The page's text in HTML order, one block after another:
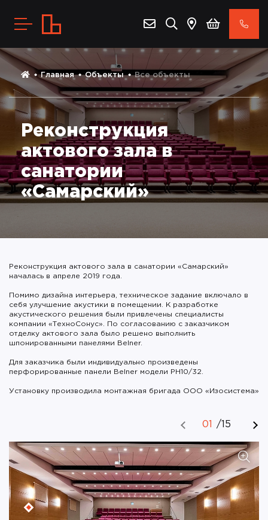
Главная Объекты Все объекты
Реконструкция
актового зала в
санатории
«Самарский»
Реконструкция актового зала в санатории «Самарский»
началась в апреле 2019 года.
Помимо дизайна интерьера, техническое задание включало в
себя улучшение акустики в помещении. К разработке
акустического решения были привлечены специалисты
компании «ТехноСонус». По согласованию с заказчиком
отделку актового зала было решено выполнить
шпонированными панелями Belner.
Для заказчика были индивидуально произведены
перфорированные панели Belner модели РН10/32.
Установку производила монтажная бригада ООО «Изосистема»
01 / 15